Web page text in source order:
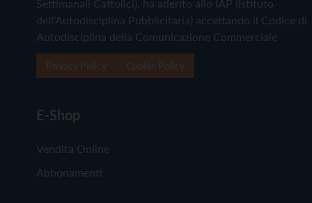
Settimanali Cattolici), ha aderito allo IAP (Istituto
dell'Autodisciplina Pubblicitaria) accettando il Codice di
Autodisciplina della Comunicazione Commerciale
E-Shop
Vendita Online
Abbonamenti